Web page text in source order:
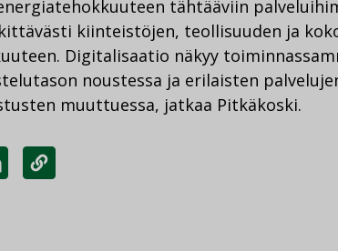
tähtääviin
kiinteistöjen, teollisuuden ja
Digitalisaatio näkyy
noustessa ja erilaisten
muuttuessa, jatkaa Pitkäkoski.